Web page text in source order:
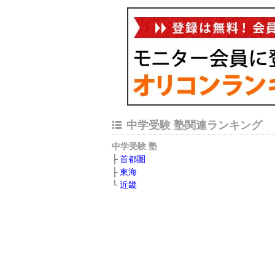
中学受験 塾関連ランキング
中学受験 塾
首都圏
東海
近畿